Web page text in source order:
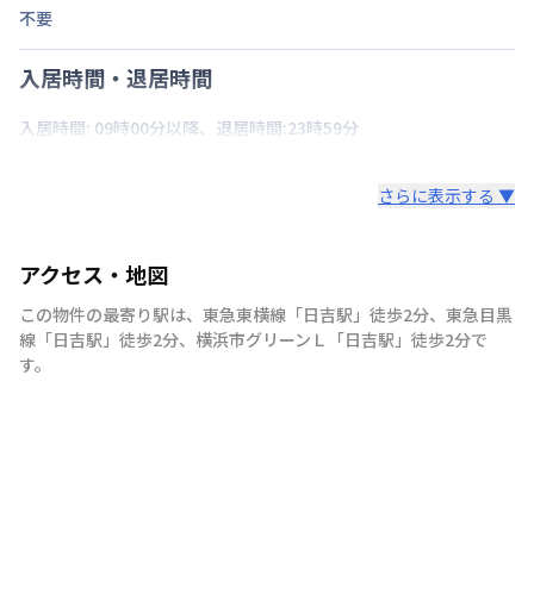
不要
入居時間・退居時間
入居時間: 09時00分以降、退居時間:23時59分
さらに表示する ▼
アクセス・地図
この物件の最寄り駅は、 東急東横線 「日吉駅 」 徒歩2分、 東急目黒
線 「日吉駅 」 徒歩2分、 横浜市グリーンＬ 「日吉駅 」 徒歩2分で
す。